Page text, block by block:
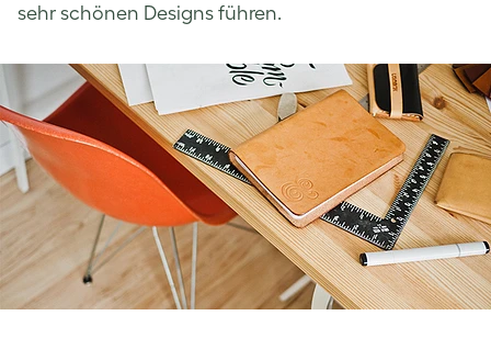
sehr schönen Designs führen.